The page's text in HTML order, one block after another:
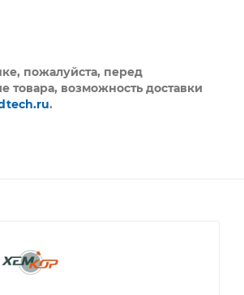
пожалуйста, перед
товара, возможность доставки
.